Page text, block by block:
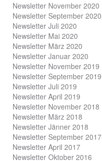
Newsletter November 2020
Newsletter September 2020
Newsletter Juli 2020
Newsletter Mai 2020
Newsletter März 2020
Newsletter Januar 2020
Newsletter November 2019
Newsletter September 2019
Newsletter Juli 2019
Newsletter April 2019
Newsletter November 2018
Newsletter März 2018
Newsletter Jänner 2018
Newsletter September 2017
Newsletter April 2017
Newsletter Oktober 2016